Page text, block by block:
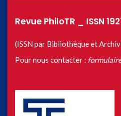
Revue PhiloTR _ ISSN
(ISSN par Bibliothèque et
Pour nous contacter :